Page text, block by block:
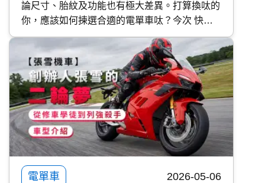
論尺寸、胎紋及功能也有極大差異。打算換呔的
你，應該如何揀選合適的電單車呔？今次 快而
保 便與大家探討電單車輪胎的特性，選購時的
注意事項，以及換呔後應該要點做。 快而保
Kwiksure 超過 25 年專營保險計劃經驗，比較逾
60 間保險公司，提供特低 電單車保費 。
電單車 2026-05-06